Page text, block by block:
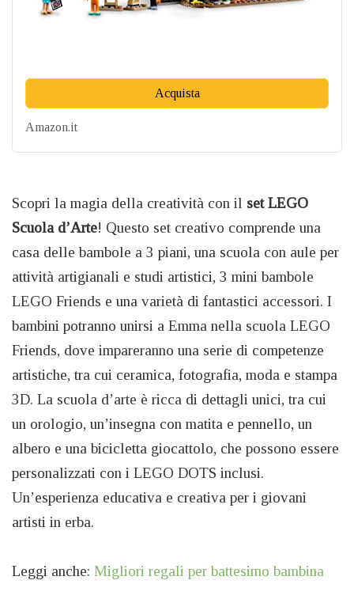
Acquista
Amazon.it
Scopri la magia della creatività con il set LEGO
Scuola d’Arte! Questo set creativo comprende una
casa delle bambole a 3 piani, una scuola con aule per
attività artigianali e studi artistici, 3 mini bambole
LEGO Friends e una varietà di fantastici accessori. I
bambini potranno unirsi a Emma nella scuola LEGO
Friends, dove impareranno una serie di competenze
artistiche, tra cui ceramica, fotografia, moda e stampa
3D. La scuola d’arte è ricca di dettagli unici, tra cui
un orologio, un’insegna con matita e pennello, un
albero e una bicicletta giocattolo, che possono essere
personalizzati con i LEGO DOTS inclusi.
Un’esperienza educativa e creativa per i giovani
artisti in erba.
Leggi anche: Migliori regali per battesimo bambina